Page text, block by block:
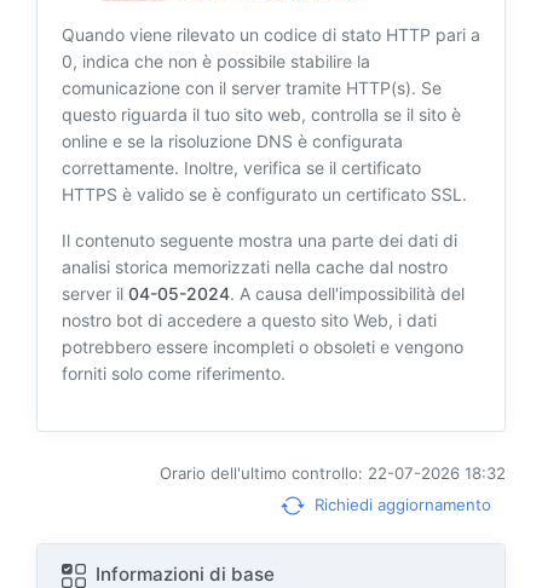
Quando viene rilevato un codice di stato HTTP pari a
0, indica che non è possibile stabilire la
comunicazione con il server tramite HTTP(s). Se
questo riguarda il tuo sito web, controlla se il sito è
online e se la risoluzione DNS è configurata
correttamente. Inoltre, verifica se il certificato
HTTPS è valido se è configurato un certificato SSL.
Il contenuto seguente mostra una parte dei dati di
analisi storica memorizzati nella cache dal nostro
server il 04-05-2024. A causa dell'impossibilità del
nostro bot di accedere a questo sito Web, i dati
potrebbero essere incompleti o obsoleti e vengono
forniti solo come riferimento.
Orario dell'ultimo controllo: 22-07-2026 18:32
Richiedi aggiornamento
Informazioni di base